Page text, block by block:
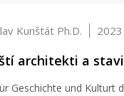
Kunštát Ph.D. 2023
architekti a
Geschichte und Kulturt